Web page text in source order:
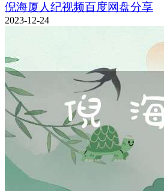
倪海厦人纪视频百度网盘分享
2023-12-24